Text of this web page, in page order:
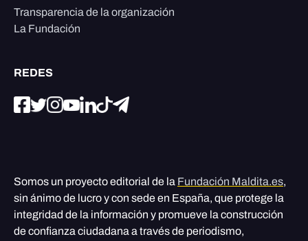
Transparencia de la organización
La Fundación
REDES
Somos un proyecto editorial de la Fundación Maldita.es,
sin ánimo de lucro y con sede en España, que protege la
integridad de la información y promueve la construcción
de confianza ciudadana a través de periodismo,